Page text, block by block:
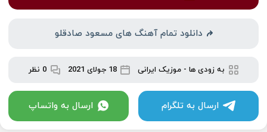
دانلود تمام آهنگ های مسعود صادقلو
به زودی ها- موزیک ایرانی 18 جولای 2021 0 نظر
ارسال به تلگرام ارسال به واتساپ